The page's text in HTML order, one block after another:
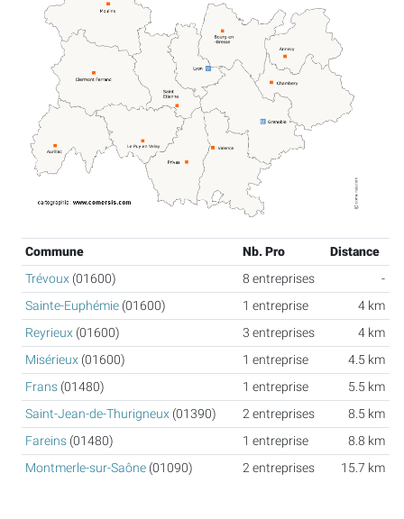
Commune Nb. Pro
Distance
Trévoux (01600) 8 entreprises
-
Sainte-Euphémie (01600) 1 entreprise
4 km
Reyrieux (01600) 3 entreprises
4 km
Misérieux (01600) 1 entreprise
4.5 km
Frans (01480) 1 entreprise
5.5 km
Saint-Jean-de-Thurigneux (01390) 2 entreprises
8.5 km
Fareins (01480) 1 entreprise
8.8 km
Montmerle-sur-Saône (01090) 2 entreprises 15.7 km